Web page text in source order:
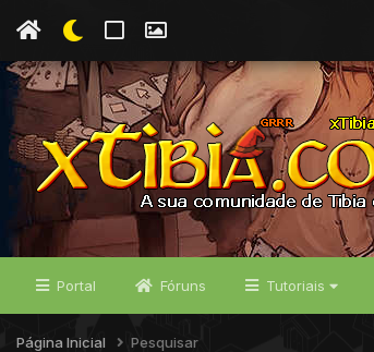
Portal Fóruns Tutoriais
Página Inicial Pesquisar